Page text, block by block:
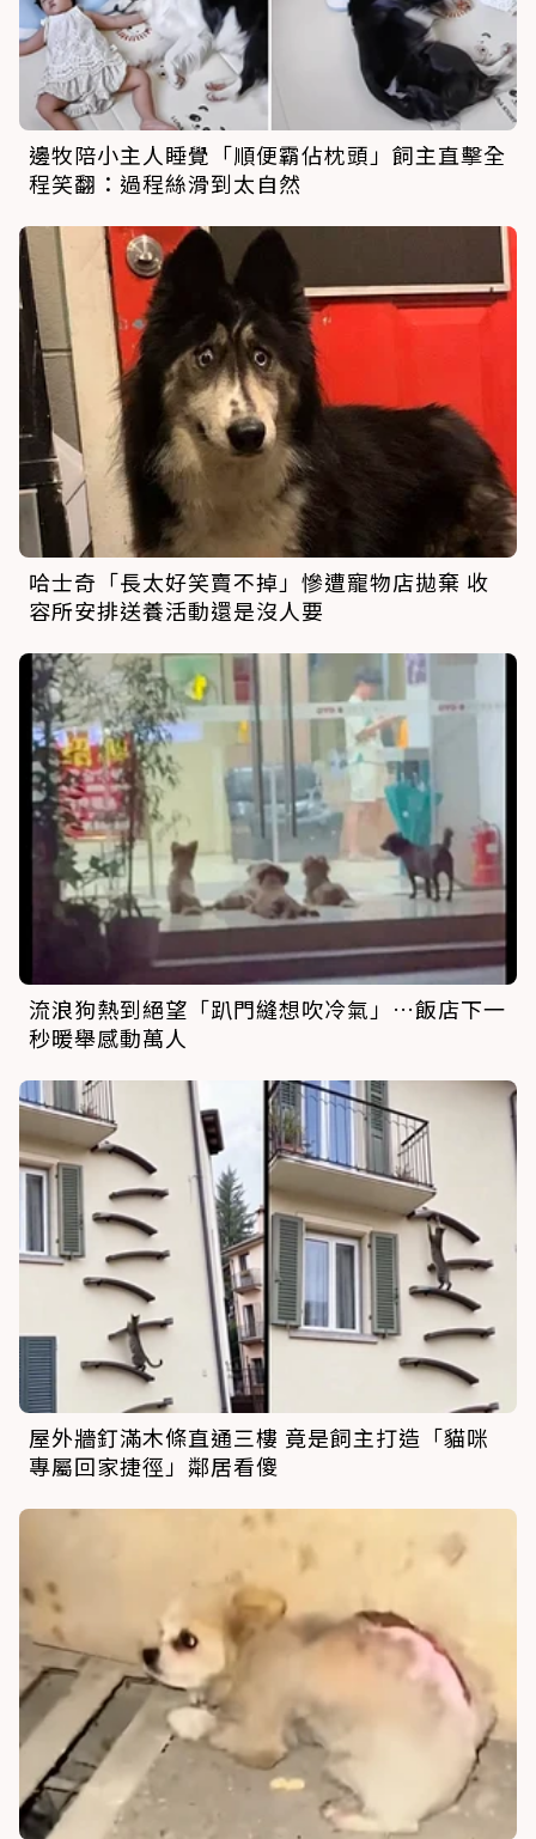
邊牧陪小主人睡覺「順便霸佔枕頭」飼主直擊全
程笑翻：過程絲滑到太自然
哈士奇「長太好笑賣不掉」慘遭寵物店拋棄 收
容所安排送養活動還是沒人要
流浪狗熱到絕望「趴門縫想吹冷氣」…飯店下一
秒暖舉感動萬人
屋外牆釘滿木條直通三樓 竟是飼主打造「貓咪
專屬回家捷徑」鄰居看傻